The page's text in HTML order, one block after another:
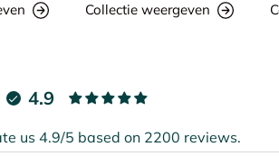
Collectie weergeven
4.9
us 4.9/5 based on 2200 reviews.